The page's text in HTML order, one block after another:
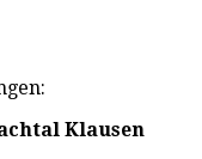
Klausen